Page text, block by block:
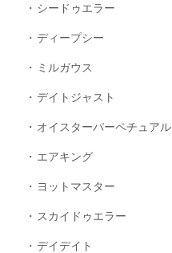
シードゥエラー
ディープシー
ミルガウス
デイトジャスト
オイスターパーペチュアル
エアキング
ヨットマスター
スカイドゥエラー
デイデイト